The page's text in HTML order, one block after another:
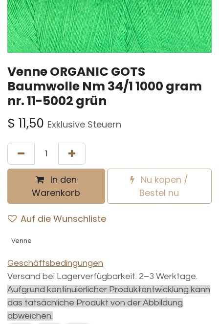
Venne ORGANIC GOTS
Baumwolle Nm 34/1 1000 gram
nr. 11-5002 grün
$ 11,50 Exklusive Steuern
In den
Warenkorb
Nu kopen /
Bestel nu
Auf die Wunschliste
Venne
Geschäftsbedingungen
Versand bei Lagerverfügbarkeit: 2–3 Werktage.
Aufgrund kontinuierlicher Produktentwicklung kann
das tatsächliche Produkt von der Abbildung
abweichen.